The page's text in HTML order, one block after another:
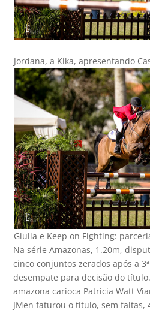
Jordana, a Kika, apresentando
Giulia e Keep on Fighting:
Na série Amazonas, 1.20m,
cinco conjuntos zerados após a
desempate para decisão do
amazona carioca Patricia Watt
JMen faturou o título, sem faltas,